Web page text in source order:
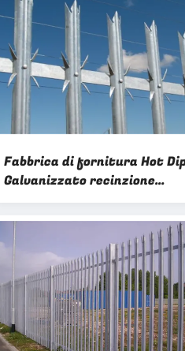
Fabbrica di fornitura Hot
Galvanizzato recinzione
palisata facilmente
per torre d'acciaio